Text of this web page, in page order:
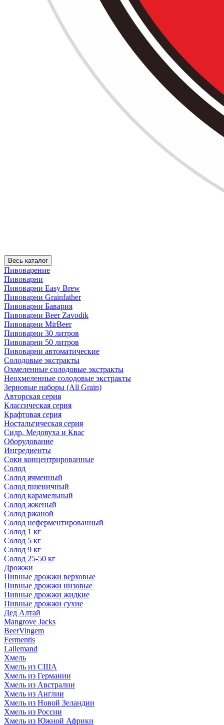
Весь каталог
Пивоварение
Пивоварни
Пивоварни Easy Brew
Пивоварни Grainfather
Пивоварни Бавария
Пивоварни Beer Zavodik
Пивоварни MirBeer
Пивоварни 30 литров
Пивоварни 50 литров
Пивоварни автоматические
Солодовые экстракты
Охмеленные солодовые экстракты
Неохмеленные солодовые экстракты
Зерновые наборы (All Grain)
Авторская серия
Классическая серия
Крафтовая серия
Ностальгическая серия
Сидр, Медовуха и Квас
Оборудование
Ингредиенты
Соки концентрированные
Солод
Солод ячменный
Солод пшеничный
Солод карамельный
Солод жженый
Солод ржаной
Солод неферментированный
Солод 1 кг
Солод 5 кг
Солод 9 кг
Солод 25-50 кг
Дрожжи
Пивные дрожжи верховые
Пивные дрожжи низовые
Пивные дрожжи жидкие
Пивные дрожжи сухие
Дед Алтай
Mangrove Jacks
BeerVingem
Fermentis
Lallemand
Хмель
Хмель из США
Хмель из Германии
Хмель из Австралии
Хмель из Англии
Хмель из Новой Зеландии
Хмель из России
Хмель из Южной Африки